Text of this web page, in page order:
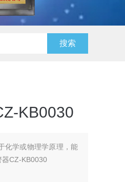
KB0030
化学或物理学原理，能
器CZ-KB0030